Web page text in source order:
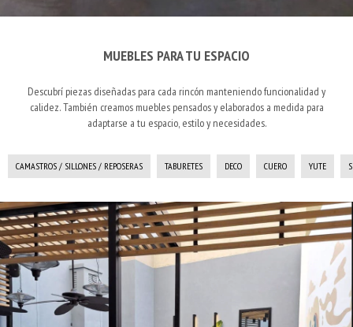
MUEBLES PARA TU ESPACIO
Descubrí piezas diseñadas para cada rincón manteniendo funcionalidad y
calidez. También creamos muebles pensados y elaborados a medida para
adaptarse a tu espacio, estilo y necesidades.
CAMASTROS / SILLONES / REPOSERAS TABURETES DECO CUERO YUTE